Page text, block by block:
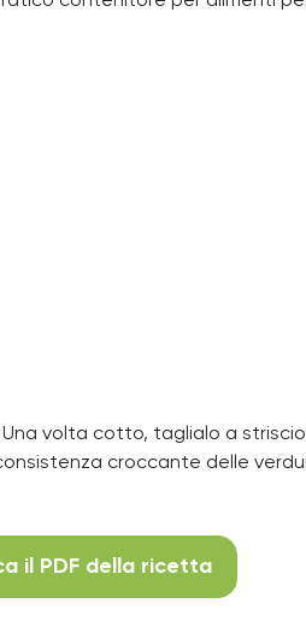
volta cotto, taglialo a
croccante delle
il PDF della ricetta